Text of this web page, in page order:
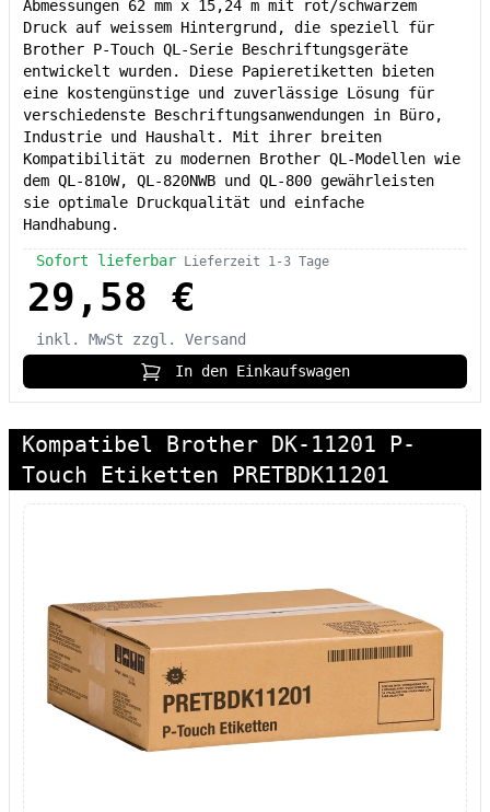
Abmessungen 62 mm x 15,24 m mit rot/schwarzem
Druck auf weissem Hintergrund, die speziell für
Brother P-Touch QL-Serie Beschriftungsgeräte
entwickelt wurden. Diese Papieretiketten bieten
eine kostengünstige und zuverlässige Lösung für
verschiedenste Beschriftungsanwendungen in Büro,
Industrie und Haushalt. Mit ihrer breiten
Kompatibilität zu modernen Brother QL-Modellen wie
dem QL-810W, QL-820NWB und QL-800 gewährleisten
sie optimale Druckqualität und einfache
Handhabung.
Sofort lieferbar Lieferzeit 1-3 Tage
29,58 €
inkl. MwSt
zzgl. Versand
In den Einkaufswagen
Kompatibel Brother DK-11201 P-
Touch Etiketten PRETBDK11201